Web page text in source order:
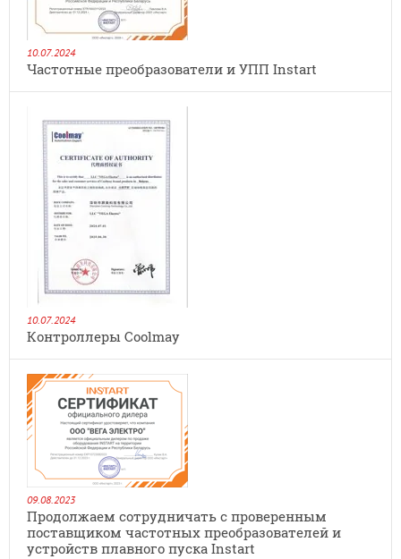
10.07.2024
Частотные преобразователи и УПП Instart
10.07.2024
Контроллеры Coolmay
09.08.2023
Продолжаем сотрудничать с проверенным
поставщиком частотных преобразователей и
устройств плавного пуска Instart